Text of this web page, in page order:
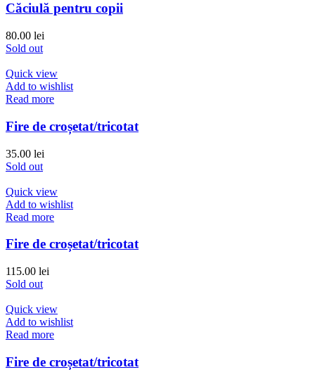
Căciulă pentru copii
80.00 lei
Sold out
Quick view
Add to wishlist
Read more
Fire de croșetat/tricotat
35.00 lei
Sold out
Quick view
Add to wishlist
Read more
Fire de croșetat/tricotat
115.00 lei
Sold out
Quick view
Add to wishlist
Read more
Fire de croșetat/tricotat